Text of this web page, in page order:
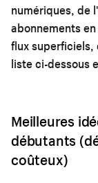
numériques, de
abonnements
flux superficiels,
liste ci-dessous
Meilleures
débutants
coûteux)